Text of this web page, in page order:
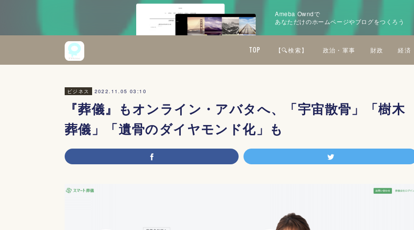
Ameba Owndで
あなただけのホームページやブログをつくろう
TOP 【🔍検索】 政治・軍事 財政 経済
ビジネス 2022.11.05 03:10
『葬儀』もオンライン・アバタへ、「宇宙散骨」「樹木
葬儀」「遺骨のダイヤモンド化」も